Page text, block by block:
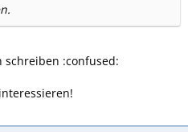
schreiben :confused: